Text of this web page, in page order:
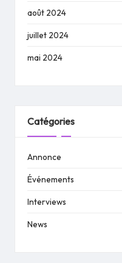
août 2024
juillet 2024
mai 2024
Catégories
Annonce
Événements
Interviews
News